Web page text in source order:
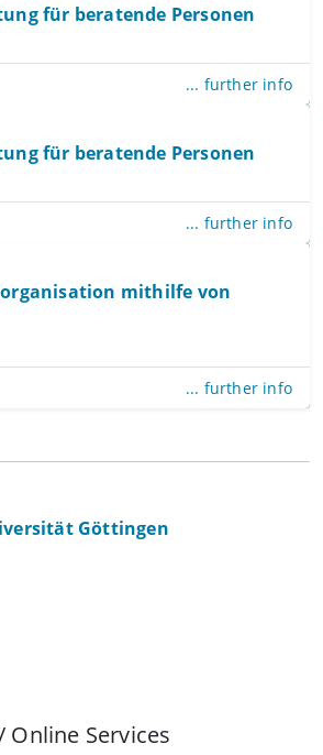
für beratende Personen
... further info
für beratende Personen
... further info
mithilfe von
... further info
Göttingen
Services